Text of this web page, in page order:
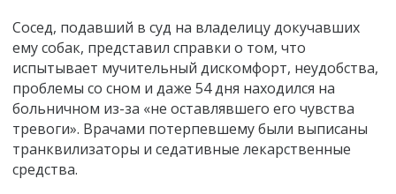
Сосед, подавший в суд на владелицу докучавших
ему собак, представил справки о том, что
испытывает мучительный дискомфорт, неудобства,
проблемы со сном и даже 54 дня находился на
больничном из-за «не оставлявшего его чувства
тревоги». Врачами потерпевшему были выписаны
транквилизаторы и седативные лекарственные
средства.